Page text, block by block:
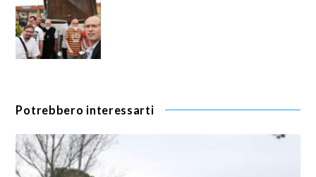
Potrebbero interessarti